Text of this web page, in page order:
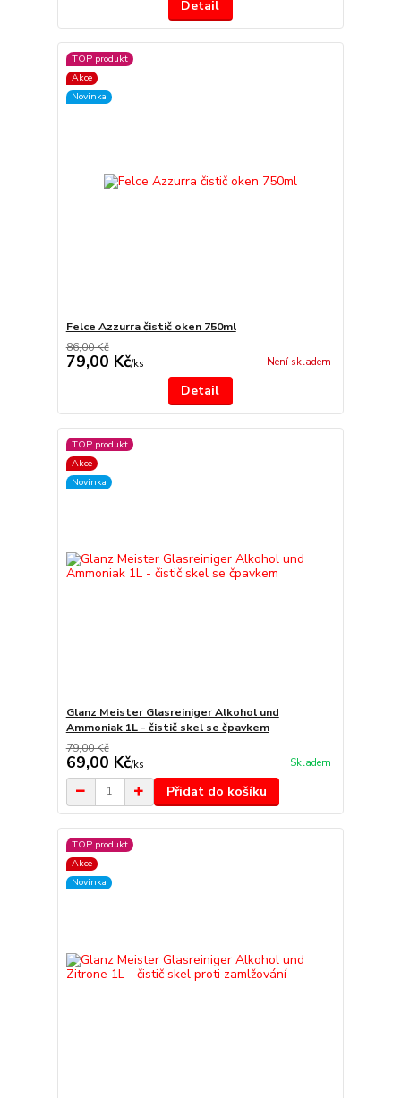
Detail
TOP produkt
Akce
Novinka
Felce Azzurra čistič oken 750ml
86,00 Kč
79,00 Kč/ks Není skladem
Detail
TOP produkt
Akce
Novinka
Glanz Meister Glasreiniger Alkohol und
Ammoniak 1L - čistič skel se čpavkem
79,00 Kč
69,00 Kč/ks Skladem
Přidat do košíku
TOP produkt
Akce
Novinka